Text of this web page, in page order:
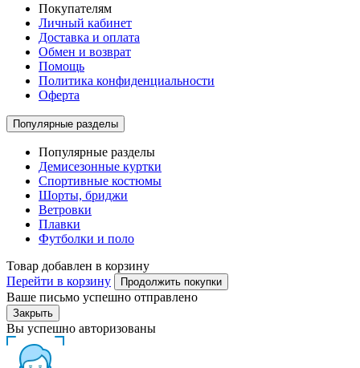
Покупателям
Личный кабинет
Доставка и оплата
Обмен и возврат
Помощь
Политика конфиденциальности
Оферта
Популярные разделы
Популярные разделы
Демисезонные куртки
Спортивные костюмы
Шорты, бриджи
Ветровки
Плавки
Футболки и поло
Товар добавлен в корзину
Перейти в корзину
Продолжить покупки
Ваше письмо успешно отправлено
Закрыть
Вы успешно авторизованы